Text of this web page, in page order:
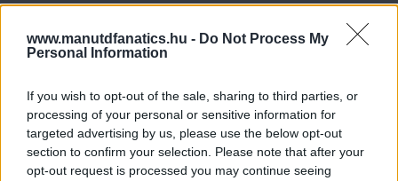
www.manutdfanatics.hu - Do Not Process My
Personal Information
If you wish to opt-out of the sale, sharing to third parties, or
processing of your personal or sensitive information for
targeted advertising by us, please use the below opt-out
section to confirm your selection. Please note that after your
opt-out request is processed you may continue seeing